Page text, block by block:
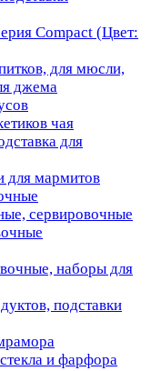
Compact (Цвет:
для мюсли,
джема
чая
для
для мармитов
сервировочные
наборы для
подставки
и фарфора